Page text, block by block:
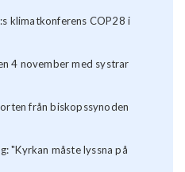
klimatkonferens COP28 i
4 november med systrar
från biskopssynoden
"Kyrkan måste lyssna på